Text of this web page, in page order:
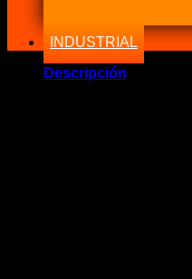
INDUSTRIAL
Descripción